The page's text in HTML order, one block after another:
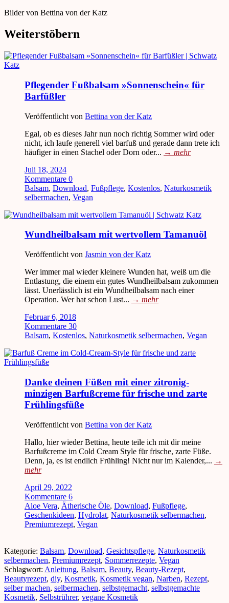
Bilder von Bettina von der Katz
Weiterstöbern
Pflegender Fußbalsam »Sonnenschein« für
Barfüßler
Veröffentlicht von Bettina von der Katz
Egal, ob es dieses Jahr nun noch richtig Sommer wird oder
nicht, ich laufe generell viel barfuß und gerade dann trete ich
häufiger in einen Stachel oder Dorn oder... → mehr
Juli 18, 2024
Kommentare 0
Balsam, Download, Fußpflege, Kostenlos, Naturkosmetik
selbermachen, Vegan
Wundheilbalsam mit wertvollem Tamanuöl
Veröffentlicht von Jasmin von der Katz
Wer immer mal wieder kleinere Wunden hat, weiß um die
Entlastung, die einem ein gutes Wundheilbalsam zukommen
lässt. Unerlässlich ist ein Wundheilbalsam nach einer
Operation. Wer hat schon Lust... → mehr
Februar 6, 2018
Kommentare 30
Balsam, Kostenlos, Naturkosmetik selbermachen, Vegan
Danke deinen Füßen mit einer zitronig-
minzigen Barfußcreme für frische und zarte
Frühlingsfüße
Veröffentlicht von Bettina von der Katz
Hallo, hier wieder Bettina, heute teile ich mit dir meine
Barfußcreme im Cold Cream Style für frische, zarte Füße.
Denn, ja, es ist endlich Frühling! Nicht nur im Kalender,... →
mehr
April 29, 2022
Kommentare 6
Aloe Vera, Ätherische Öle, Download, Fußpflege,
Geschenkideen, Hydrolat, Naturkosmetik selbermachen,
Premiumrezept, Vegan
Kategorie: Balsam, Download, Gesichtspflege, Naturkosmetik
selbermachen, Premiumrezept, Sommerrezepte, Vegan
Schlagwort: Anleitung, Balsam, Beauty, Beauty-Rezept,
Beautyrezept, diy, Kosmetik, Kosmetik vegan, Narben, Rezept,
selber machen, selbermachen, selbstgemacht, selbstgemachte
Kosmetik, Selbstrührer, vegane Kosmetik